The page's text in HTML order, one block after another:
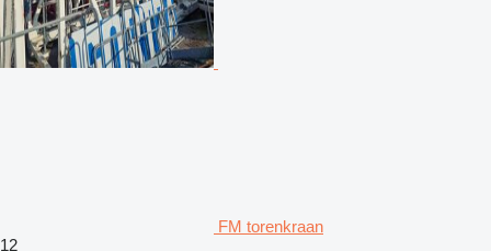
FM torenkraan
12